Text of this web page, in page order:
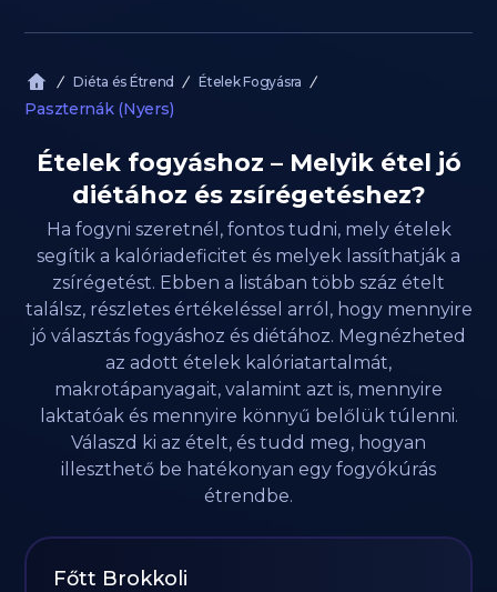
Diéta és Étrend Ételek Fogyásra
Paszternák (Nyers)
Ételek fogyáshoz – Melyik étel jó
diétához és zsírégetéshez?
Ha fogyni szeretnél, fontos tudni, mely ételek
segítik a kalóriadeficitet és melyek lassíthatják a
zsírégetést. Ebben a listában több száz ételt
találsz, részletes értékeléssel arról, hogy mennyire
jó választás fogyáshoz és diétához. Megnézheted
az adott ételek kalóriatartalmát,
makrotápanyagait, valamint azt is, mennyire
laktatóak és mennyire könnyű belőlük túlenni.
Válaszd ki az ételt, és tudd meg, hogyan
illeszthető be hatékonyan egy fogyókúrás
étrendbe.
Főtt Brokkoli